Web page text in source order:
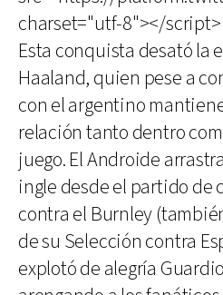
charset="utf-8"></script>
Esta conquista desató la
Haaland, quien pese a
con el argentino
relación tanto dentro
juego. El Androide
ingle desde el partido de
contra el Burnley
de su Selección contra
explotó de alegría